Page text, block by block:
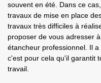
souvent en été. Dans ce
travaux de mise en place
travaux très difficiles à
proposer de vous adresser
étancheur professionnel. Il
c'est pour cela qu'il garantit
travail.